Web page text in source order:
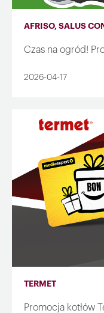
AFRISO, SALUS
Czas na ogród!
2026-04-17
TERMET
Promocja kotłów